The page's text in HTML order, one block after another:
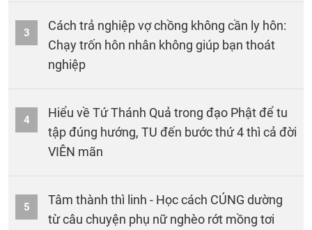
3
Cách trả nghiệp vợ chồng không cần ly hôn:
Chạy trốn hôn nhân không giúp bạn thoát
nghiệp
4
Hiểu về Tứ Thánh Quả trong đạo Phật để tu
tập đúng hướng, TU đến bước thứ 4 thì cả đời
VIÊN mãn
5
Tâm thành thì linh - Học cách CÚNG dường
từ câu chuyện phụ nữ nghèo rớt mồng tơi